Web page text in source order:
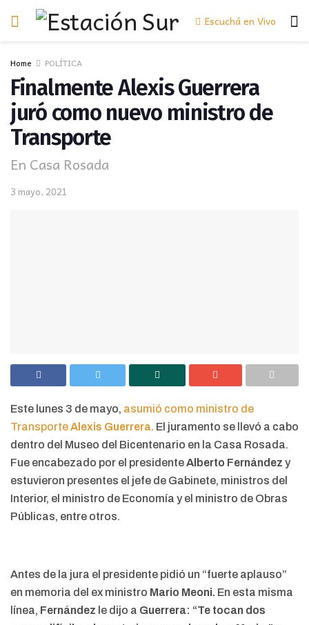
Escuchá en Vivo
Home POLÍTICA
Finalmente Alexis Guerrera
juró como nuevo ministro de
Transporte
En Casa Rosada
3 mayo, 2021
Este lunes 3 de mayo, asumió como ministro de
TransporteAlexis Guerrera. El juramento se llevó a cabo
dentro del Museo del Bicentenario en la Casa Rosada.
Fue encabezado por el presidenteAlberto Fernández y
estuvieron presentes el jefe de Gabinete, ministros del
Interior, el ministro de Economía y el ministro de Obras
Públicas, entre otros.
Antes de la jura el presidente pidió un “fuerte aplauso”
en memoria del ex ministro Mario Meoni. En esta misma
línea, Fernández le dijo a Guerrera: “Te tocan dos